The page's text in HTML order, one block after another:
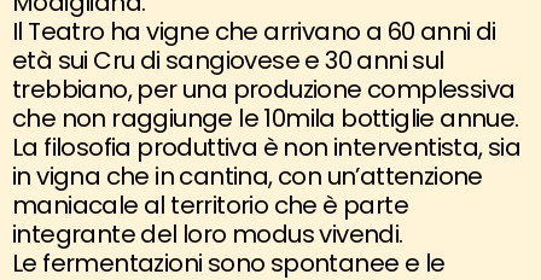
Il Teatro ha vigne che arrivano a 60 anni di
età sui Cru di sangiovese e 30 anni sul
trebbiano, per una produzione complessiva
che non raggiunge le 10mila bottiglie annue.
La filosofia produttiva è non interventista, sia
in vigna che in cantina, con un’attenzione
maniacale al territorio che è parte
integrante del loro modus vivendi.
Le fermentazioni sono spontanee e le